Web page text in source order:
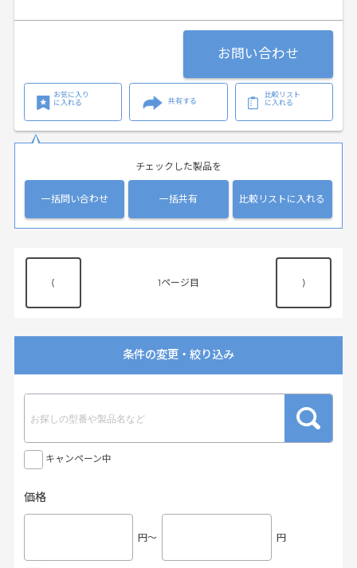
お問い合わせ
お気に入り
に入れる
共有する
比較リスト
に入れる
チェックした製品を
一括問い合わせ 一括共有 比較リストに入れる
⟨ 1 ⟩
条件の変更・絞り込み
キャンペーン中
価格
円〜 円